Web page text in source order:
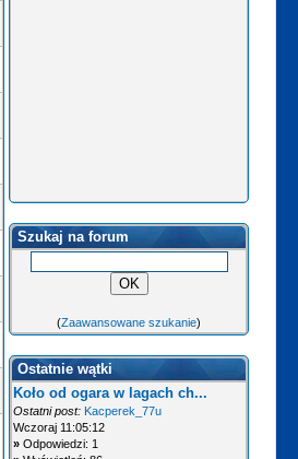
Szukaj na forum
(Zaawansowane szukanie)
Ostatnie wątki
Koło od ogara w lagach ch...
Ostatni post: Kacperek_77u
Wczoraj 11:05:12
»Odpowiedzi: 1